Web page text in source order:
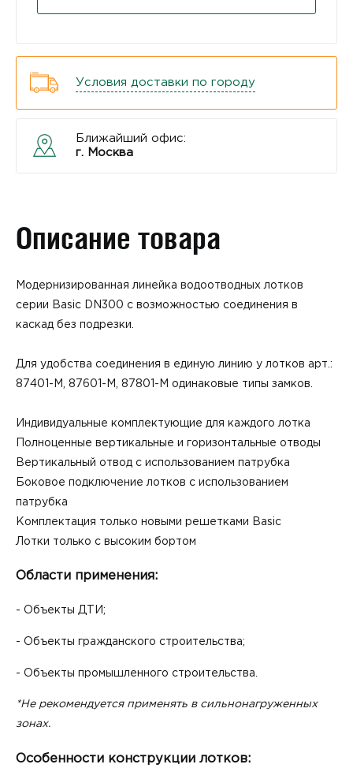
Условия доставки по городу
Ближайший офис:
г. Москва
Описание товара
Модернизированная линейка водоотводных лотков
серии Basic DN300 с возможностью соединения в
каскад без подрезки.
Для удобства соединения в единую линию у лотков арт.:
87401-М, 87601-М, 87801-М одинаковые типы замков.
Индивидуальные комплектующие для каждого лотка
Полноценные вертикальные и горизонтальные отводы
Вертикальный отвод с использованием патрубка
Боковое подключение лотков с использованием
патрубка
Комплектация только новыми решетками Basic
Лотки только с высоким бортом
Области применения:
- Объекты ДТИ;
- Объекты гражданского строительства;
- Объекты промышленного строительства.
*Не рекомендуется применять в сильнонагруженных
зонах.
Особенности конструкции лотков: